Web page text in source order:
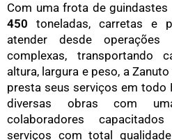
Com uma frota de
450 toneladas, carretas e
atender desde
complexas, transportando
altura, largura e peso, a
presta seus serviços em todo
diversas obras com
colaboradores
serviços com total